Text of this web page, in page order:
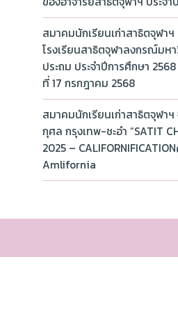
สมาคมนักเรียนเก่าสาธิตจุฬา
โรงเรียนสาธิตจุฬาลงกรณ์มห
ประถม ประจำปีการศึกษา
ที่ 17 กรกฎาคม 2568
สมาคมนักเรียนเก่าสาธิตจุฬา
กุศล กรุงเทพ-ชะอำ “SATIT
2025 –
Amlifornia